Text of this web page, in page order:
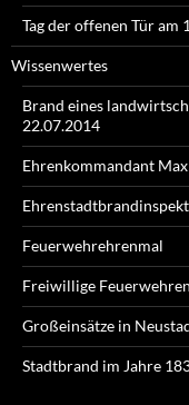
Tag der offenen Tür am
Wissenwertes
Brand eines
22.07.2014
Ehrenkommandant
Feuerwehrehrenmal
Freiwillige
Großeinsätze in
Stadtbrand im Jahre